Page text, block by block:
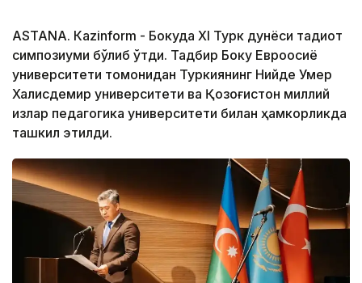
ASTANА. Кazinform - Бокуда ХІ Турк дунёси тадқиқот
симпозиуми бўлиб ўтди. Тадбир Боку Евроосиё
университети томонидан Туркиянинг Нийде Умер
Халисдемир университети ва Қозоғистон миллий
қизлар педагогика университети билан ҳамкорликда
ташкил этилди.